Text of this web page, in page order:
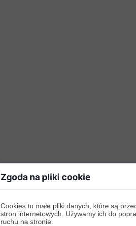
Zgoda na pliki cookie
Cookies to małe pliki danych, które są
stron internetowych. Używamy ich do
ruchu na stronie.